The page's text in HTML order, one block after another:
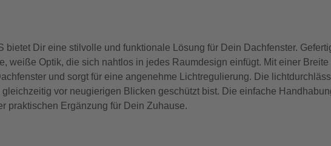
Dir eine stilvolle und funktionale Lösung für Dein Dachfenster.
weiße Optik, die sich nahtlos in jedes Raumdesign einfügt. Mit einer
und sorgt für eine angenehme Lichtregulierung. Die
vor neugierigen Blicken geschützt bist. Die einfache
praktischen Ergänzung für Dein Zuhause.